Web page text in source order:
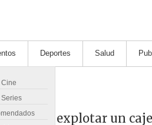
Deportes Salud
hizo explotar un